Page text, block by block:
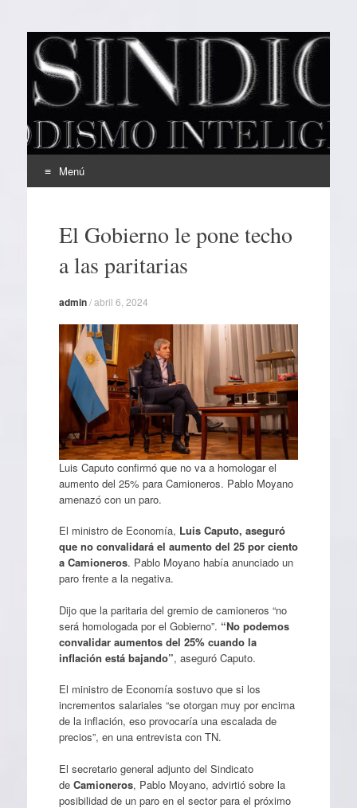
EL SINDICAL
Periodismo Inteligente
Menú
contenidoEl Gobierno le pone techo
a las paritarias
admin/abril 6, 2024
Luis Caputo confirmó que no va a homologar el
aumento del 25% para Camioneros. Pablo Moyano
amenazó con un paro.
El ministro de Economía, Luis Caputo, aseguró
que no convalidará el aumento del 25 por ciento
a Camioneros. Pablo Moyano había anunciado un
paro frente a la negativa.
Dijo que la paritaria del gremio de camioneros “no
será homologada por el Gobierno”. “No podemos
convalidar aumentos del 25% cuando la
inflación está bajando”, aseguró Caputo.
El ministro de Economía sostuvo que si los
incrementos salariales “se otorgan muy por encima
de la inflación, eso provocaría una escalada de
precios”, en una entrevista con TN.
El secretario general adjunto del Sindicato
de Camioneros, Pablo Moyano, advirtió sobre la
posibilidad de un paro en el sector para el próximo